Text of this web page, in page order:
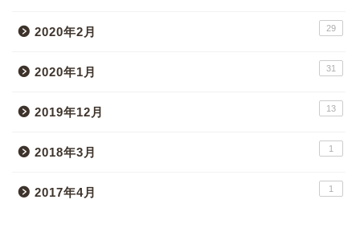
2020年2月 29
2020年1月 31
2019年12月 13
2018年3月 1
2017年4月 1